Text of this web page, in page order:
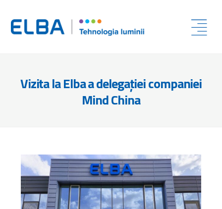
Vizita la Elba a delegației companiei
Mind China